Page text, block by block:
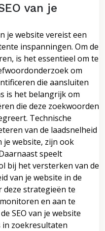
van je
je website vereist een
inspanningen. Om de
is het essentieel om te
om
die aansluiten
is het belangrijk om
die deze zoekwoorden
Technische
van de laadsnelheid
je website, zijn ook
speelt
bij het versterken van de
van je website in de
deze strategieën te
en aan te
SEO van je website
zoekresultaten